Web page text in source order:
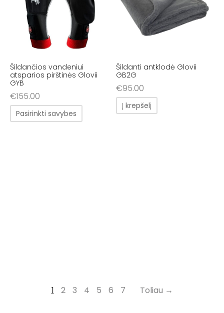
Šildančios vandeniui
atsparios pirštinės Glovii
GYB
€155.00
Pasirinkti savybes
Šildanti antklodė Glovii
GB2G
€95.00
Į krepšelį
1 2 3 4 5 6 7 Toliau →